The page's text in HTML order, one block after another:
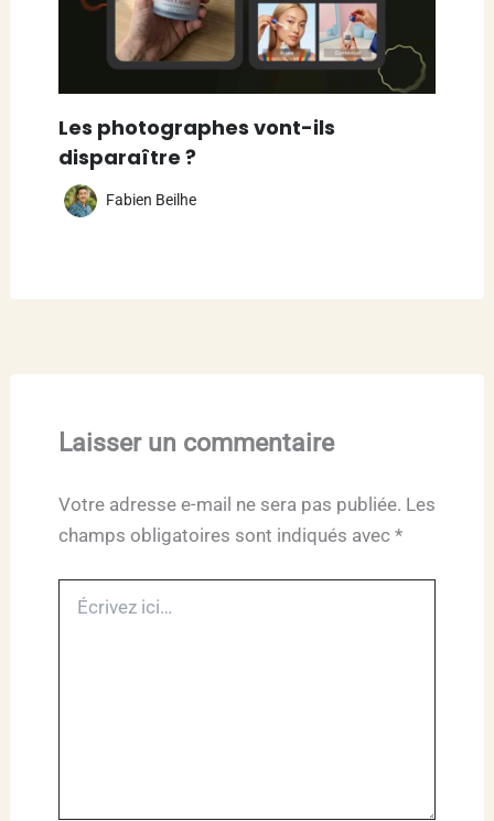
Les photographes vont-ils
disparaître ?
Fabien Beilhe
Laisser un commentaire
Votre adresse e-mail ne sera pas publiée. Les
champs obligatoires sont indiqués avec *
ici…